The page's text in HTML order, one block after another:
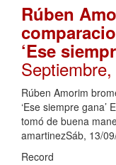
Rúben
‘Ese
Rúben Amorim
‘Ese siempre
tomó de buena
amartinezSáb, 13/
Record